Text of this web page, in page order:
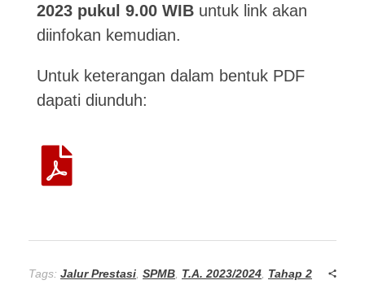
2023 pukul 9.00 WIB untuk link akan
diinfokan kemudian.
Untuk keterangan dalam bentuk PDF
dapati diunduh:
Tags: Jalur Prestasi SPMB T.A. 2023/2024 Tahap 2